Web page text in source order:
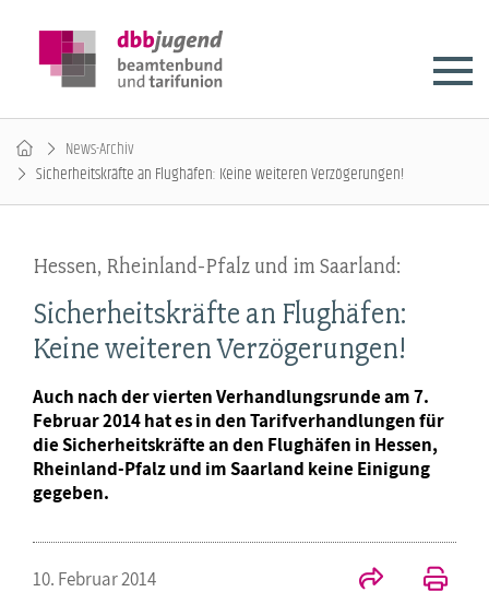
News-Archiv
Sicherheitskräfte an Flughäfen: Keine weiteren Verzögerungen!
Hessen, Rheinland-Pfalz und im Saarland:
Sicherheitskräfte an Flughäfen:
Keine weiteren Verzögerungen!
Auch nach der vierten Verhandlungsrunde am 7.
Februar 2014 hat es in den Tarifverhandlungen für
die Sicherheitskräfte an den Flughäfen in Hessen,
Rheinland-Pfalz und im Saarland keine Einigung
gegeben.
10. Februar 2014